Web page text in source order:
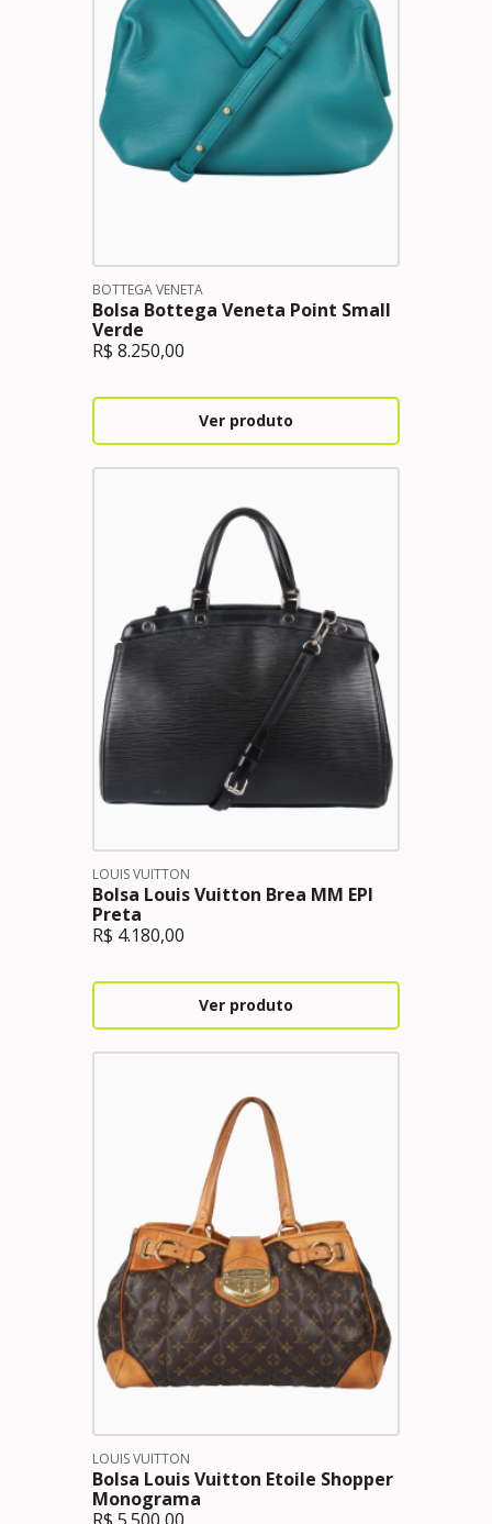
BOTTEGA VENETA
Bolsa Bottega Veneta Point Small
Verde
R$ 8.250,00
Ver produto
LOUIS VUITTON
Bolsa Louis Vuitton Brea MM EPI
Preta
R$ 4.180,00
Ver produto
LOUIS VUITTON
Bolsa Louis Vuitton Etoile Shopper
Monograma